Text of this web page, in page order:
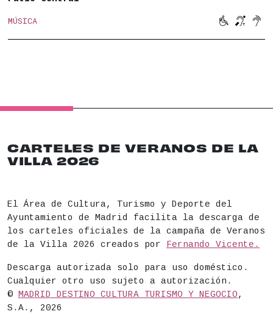
MÚSICA Movilidad
Bucle

CARTELES DE VERANOS DE LA
VILLA 2026
El Área de Cultura, Turismo y Deporte del
Ayuntamiento de Madrid facilita la descarga de
los carteles oficiales de la campaña de Veranos
de la Villa 2026 creados por
Fernando Vicente.
Descarga autorizada solo para uso doméstico.
Cualquier otro uso sujeto a autorización.
©
MADRID DESTINO CULTURA TURISMO Y NEGOCIO,
S.A., 2026